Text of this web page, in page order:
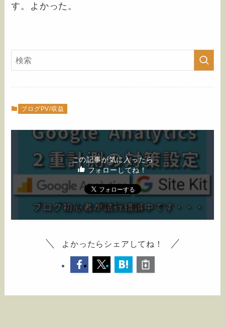
す。よかった。
ブログPV/収益
この記事が気に入ったら
フォローしてね！
よかったらシェアしてね！